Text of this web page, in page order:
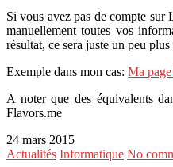
Si vous avez pas de compte
manuellement toutes vos
résultat, ce sera juste un peu
Exemple dans mon cas: Ma
A noter que des équivalents
Flavors.me
24 mars 2015
Actualités Informatique No